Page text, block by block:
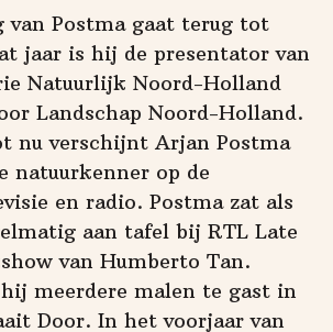
van Postma gaat terug tot
jaar is hij de presentator van
Natuurlijk Noord-Holland
Landschap Noord-Holland.
nu verschijnt Arjan Postma
natuurkenner op de
en radio. Postma zat als
aan tafel bij RTL Late
van Humberto Tan.
meerdere malen te gast in
Door. In het voorjaar van